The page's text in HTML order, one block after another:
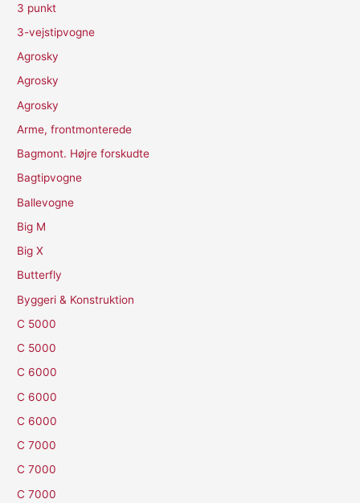
3 punkt
3-vejstipvogne
Agrosky
Agrosky
Agrosky
Arme, frontmonterede
Bagmont. Højre forskudte
Bagtipvogne
Ballevogne
Big M
Big X
Butterfly
Byggeri & Konstruktion
C 5000
C 5000
C 6000
C 6000
C 6000
C 7000
C 7000
C 7000